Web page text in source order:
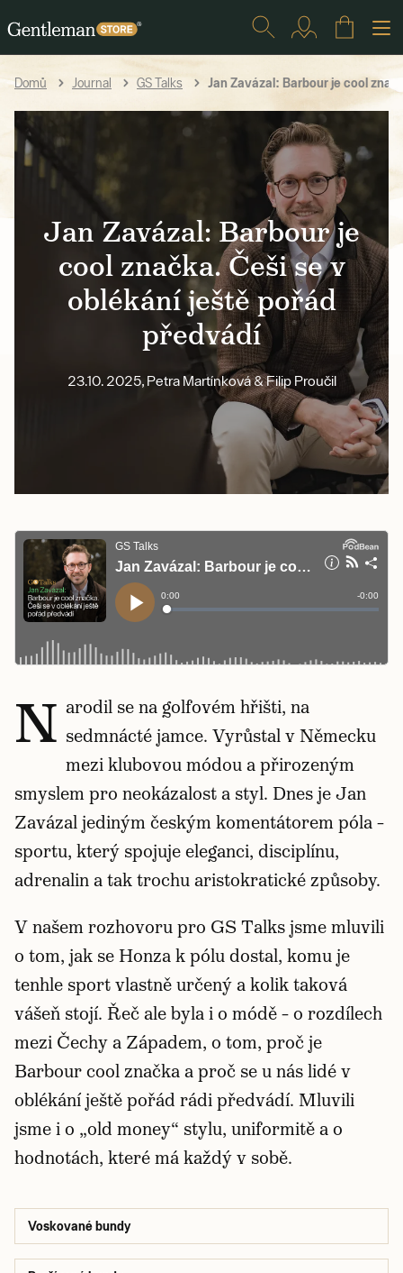
Domů Journal GS Talks Jan Zavázal: Barbour je cool
Jan Zavázal: Barbour je
cool značka. Češi se v
oblékání ještě pořád
předvádí
23.10. 2025, Petra Martínková & Filip Proučil
N arodil se na golfovém hřišti, na
sedmnácté jamce. Vyrůstal v Německu
mezi klubovou módou a přirozeným
smyslem pro neokázalost a styl. Dnes je Jan
Zavázal jediným českým komentátorem póla –
sportu, který spojuje eleganci, disciplínu,
adrenalin a tak trochu aristokratické způsoby.
V našem rozhovoru pro GS Talks jsme mluvili
o tom, jak se Honza k pólu dostal, komu je
tenhle sport vlastně určený a kolik taková
vášeň stojí. Řeč ale byla i o módě – o rozdílech
mezi Čechy a Západem, o tom, proč je
Barbour cool značka a proč se u nás lidé v
oblékání ještě pořád rádi předvádí. Mluvili
jsme i o „old money“ stylu, uniformitě a o
hodnotách, které má každý v sobě.
Voskované bundy